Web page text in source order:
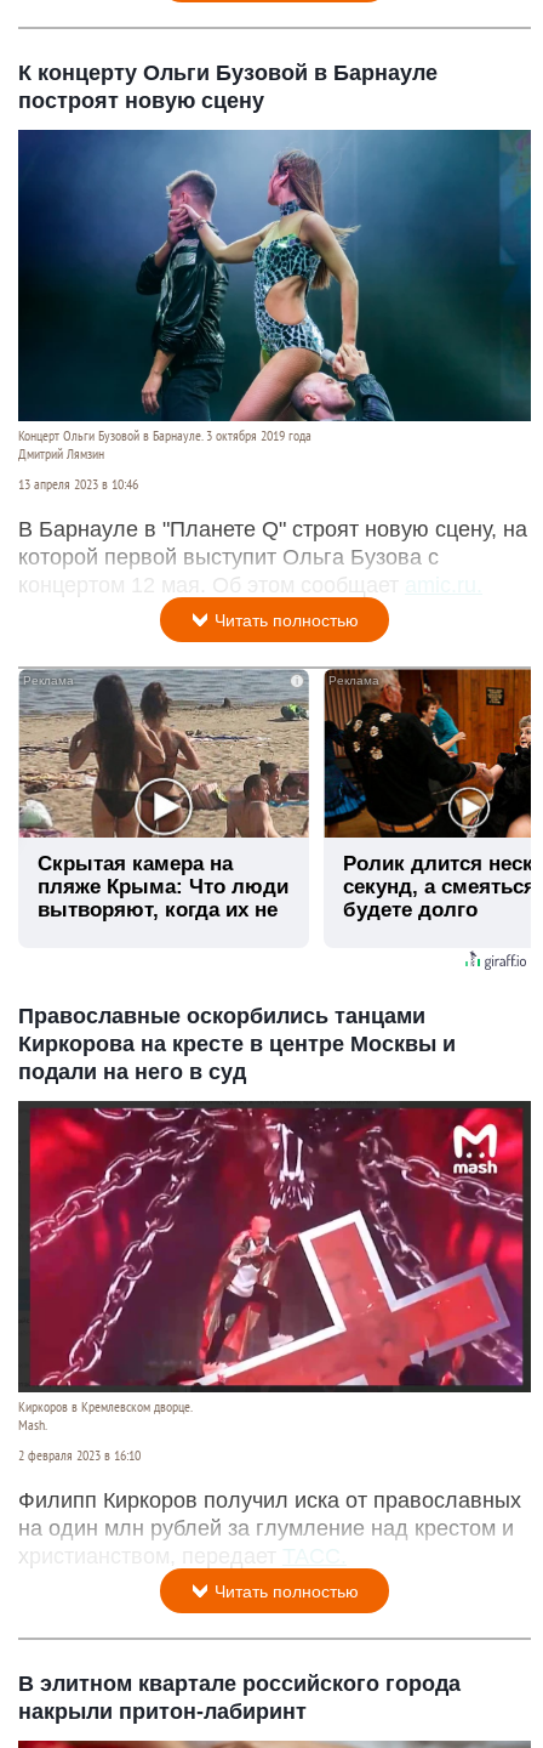
К концерту Ольги Бузовой в Барнауле
построят новую сцену
Концерт Ольги Бузовой в Барнауле. 3 октября 2019 года
Дмитрий Лямзин
13 апреля 2023 в 10:46
В Барнауле в "Планете Q" строят новую сцену, на
которой первой выступит Ольга Бузова с
концертом 12 мая. Об этом сообщает
Читать полностью
i
Скрытая камера на
пляже Крыма: Что люди
вытворяют, когда их не
Ролик длится
секунд, а
будете долго
Православные оскорбились танцами
Киркорова на кресте в центре Москвы и
подали на него в суд
Киркоров в Кремлевском дворце.
Mash.
2 февраля 2023 в 16:10
Филипп Киркоров получил иска от православных
на один млн рублей за глумление над крестом и
христианством, передает ТАСС.
Читать полностью
В элитном квартале российского города
накрыли притон-лабиринт